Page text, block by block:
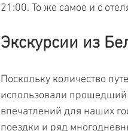
21:00. То же самое и с
Экскурсии из
Поскольку количество
использовали
впечатлений для наших
поездки и ряд